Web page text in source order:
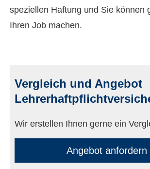
speziellen Haftung und Sie können
Ihren Job machen.
Vergleich und Angebot
Wir erstellen Ihnen gerne ein
An­ge­bot an­for­dern